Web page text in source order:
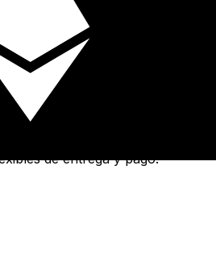
internacionales Xe
forma rápida, segura y fácil.
de entrega y pago.